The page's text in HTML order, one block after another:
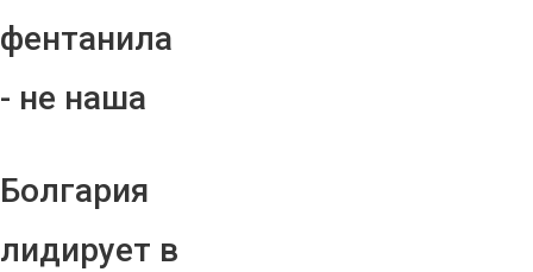
фентанила
- не наша
Болгария
лидирует в